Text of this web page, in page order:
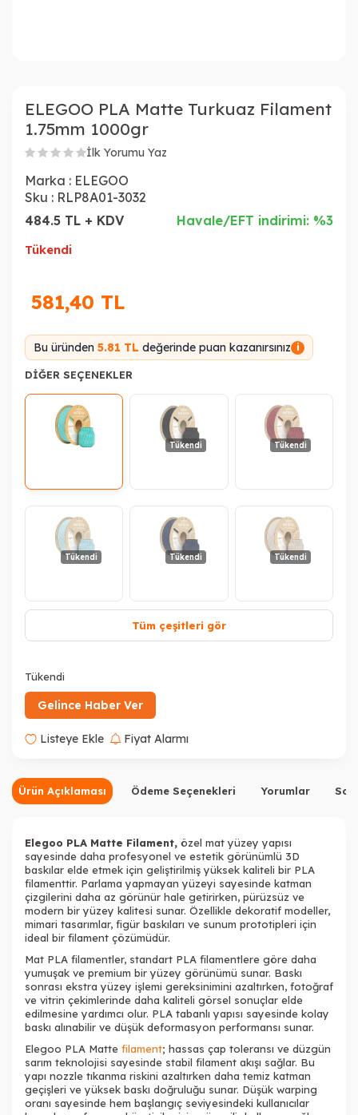
ELEGOO PLA Matte Turkuaz Filament
1.75mm 1000gr
İlk Yorumu Yaz
Marka : ELEGOO
Sku : RLP8A01-3032
484.5 TL + KDV
Havale/EFT indirimi: %3
Tükendi
581,40 TL
Bu üründen 5.81 TL değerinde puan kazanırsınız i
DIĞER SEÇENEKLER
Tükendi Tükendi
Tükendi Tükendi Tükendi
Tüm çeşitleri gör
Tükendi
Gelince Haber Ver
Listeye Ekle Fiyat Alarmı
Ürün Açıklaması Ödeme Seçenekleri Yorumlar
Elegoo PLA Matte Filament, özel mat yüzey yapısı
sayesinde daha profesyonel ve estetik görünümlü 3D
baskılar elde etmek için geliştirilmiş yüksek kaliteli bir PLA
filamenttir. Parlama yapmayan yüzeyi sayesinde katman
çizgilerini daha az görünür hale getirirken, pürüzsüz ve
modern bir yüzey kalitesi sunar. Özellikle dekoratif modeller,
mimari tasarımlar, figür baskıları ve sunum prototipleri için
ideal bir filament çözümüdür.
Mat PLA filamentler, standart PLA filamentlere göre daha
yumuşak ve premium bir yüzey görünümü sunar. Baskı
sonrası ekstra yüzey işlemi gereksinimini azaltırken, fotoğraf
ve vitrin çekimlerinde daha kaliteli görsel sonuçlar elde
edilmesine yardımcı olur. PLA tabanlı yapısı sayesinde kolay
baskı alınabilir ve düşük deformasyon performansı sunar.
Elegoo PLA Matte filament; hassas çap toleransı ve düzgün
sarım teknolojisi sayesinde stabil filament akışı sağlar. Bu
yapı nozzle tıkanma riskini azaltırken daha temiz katman
geçişleri ve yüksek baskı doğruluğu sunar. Düşük warping
oranı sayesinde hem başlangıç seviyesindeki kullanıcılar